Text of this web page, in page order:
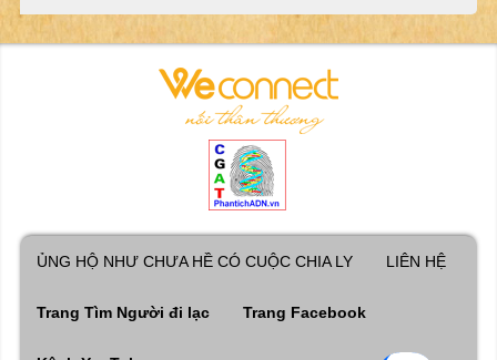
ỦNG HỘ NHƯ CHƯA HỀ CÓ CUỘC CHIA LY LIÊN HỆ
Trang Tìm Người đi lạc Trang Facebook